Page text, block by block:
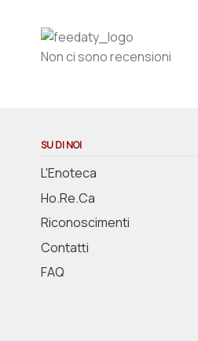
Non ci sono recensioni
SU DI NOI
L'Enoteca
Ho.Re.Ca
Riconoscimenti
Contatti
FAQ